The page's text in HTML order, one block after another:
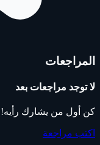
المراجعات
لا توجد مراجعات بعد
كن أول من يشارك رأيه!
اكتب مراجعة